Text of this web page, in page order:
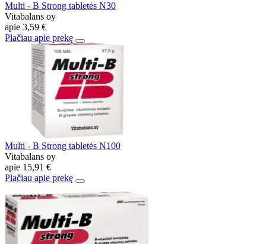
Multi - B Strong tabletės N30
Vitabalans oy
apie 3,59 €
Plačiau apie prekę
Multi - B Strong tabletės N100
Vitabalans oy
apie 15,91 €
Plačiau apie prekę